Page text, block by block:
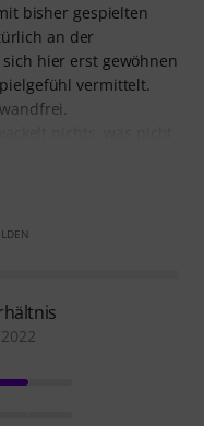
bisher gespielten
an der
hier erst gewöhnen
vermittelt.